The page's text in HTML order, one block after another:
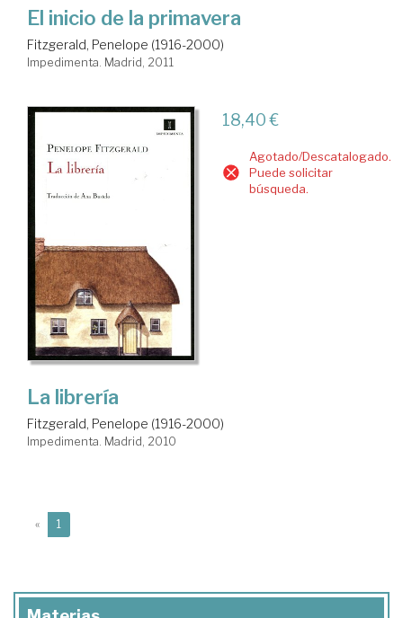
El inicio de la primavera
Fitzgerald, Penelope (1916-2000)
Impedimenta. Madrid, 2011
18,40 €
Agotado/Descatalogado.
Puede solicitar
búsqueda.
La librería
Fitzgerald, Penelope (1916-2000)
Impedimenta. Madrid, 2010
« 1